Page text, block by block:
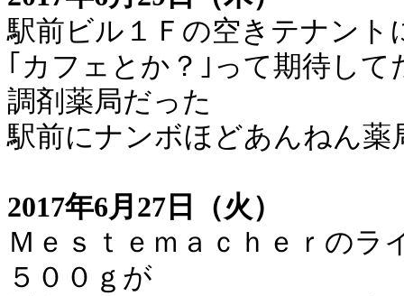
駅前ビル１Ｆの空きテナント
｢カフェとか？｣って期待して
調剤薬局だった
駅前にナンボほどあんねん薬
2017年6月27日（火）
Ｍｅｓｔｅｍａｃｈｅｒのラ
５００ｇが